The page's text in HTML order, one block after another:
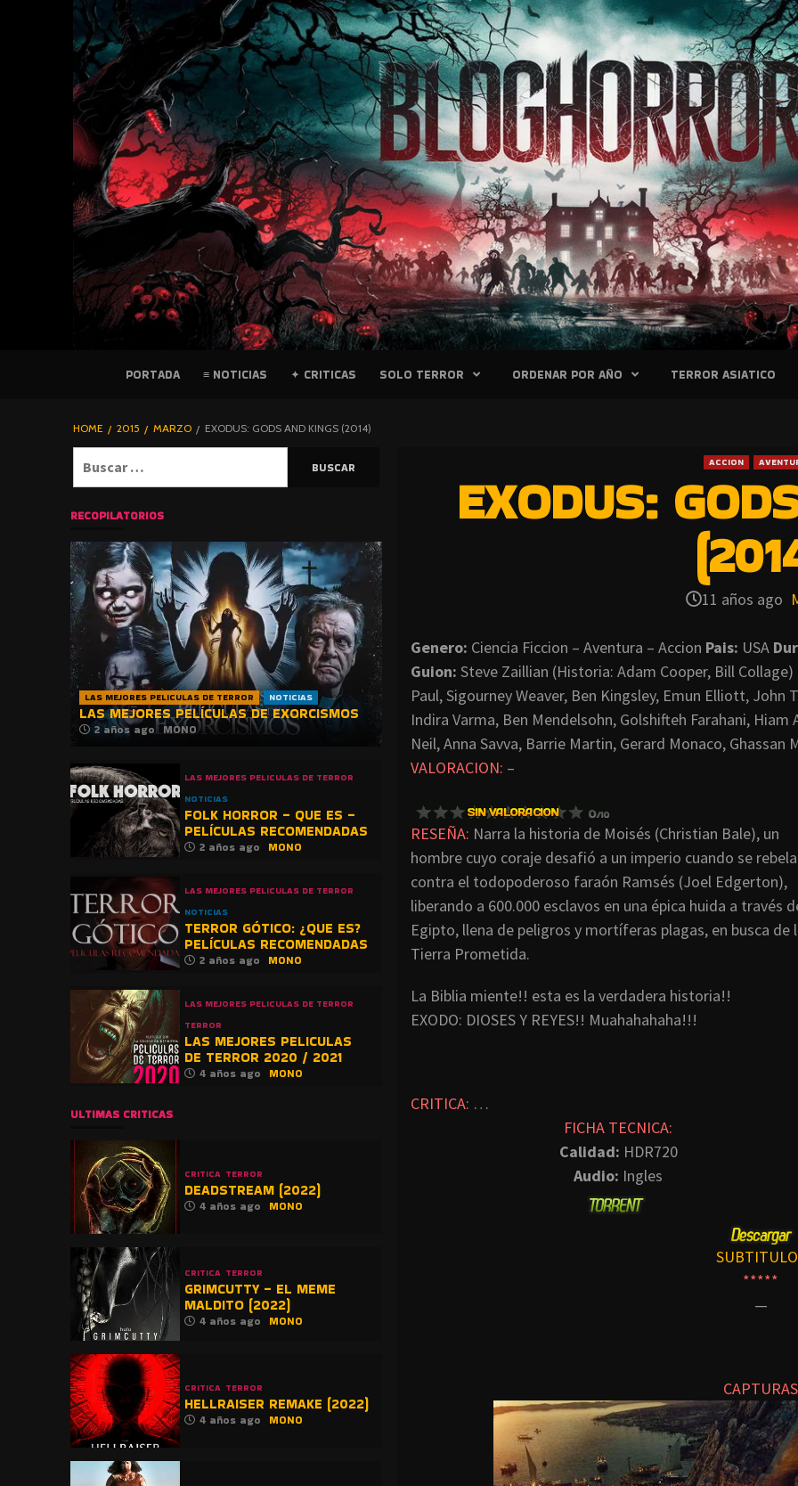
PELICULAS
BLOGHORROR
⋆
PORTADA ≡ NOTICIAS ✦ CRITICAS SOLO TERROR ORDENAR POR AÑO TERROR ASIATICO
HOME 2015 MARZO EXODUS: GODS AND KINGS (2014)
ACCION
EXODUS:
11 años ago
Genero: Ciencia Ficcion – Aventura – Accion Pais: USA
Guion: Steve Zaillian (Historia: Adam Cooper, Bill Collage)
Paul, Sigourney Weaver, Ben Kingsley, Emun Elliott,
Indira Varma, Ben Mendelsohn, Golshifteh Farahani,
Neil, Anna Savva, Barrie Martin, Gerard Monaco, Ghassan
VALORACION: –
RESEÑA: Narra la historia de Moisés (Christian Bale), un
hombre cuyo coraje desafió a un imperio cuando se rebela
contra el todopoderoso faraón Ramsés (Joel Edgerton),
liberando a 600.000 esclavos en una épica huida a través
Egipto, llena de peligros y mortíferas plagas, en busca de
Tierra Prometida.
La Biblia miente!! esta es la verdadera historia!!
EXODO: DIOSES Y REYES!! Muahahahaha!!!
CRITICA: …
FICHA TECNICA:
Calidad: HDR720
Audio: Ingles
*****
—
CAPTURAS
RECOPILATORIOS
LAS MEJORES PELICULAS DE TERROR NOTICIAS
LAS MEJORES PELÍCULAS DE EXORCISMOS
2 años ago MONO
LAS MEJORES PELICULAS DE TERROR
NOTICIAS
FOLK HORROR – QUE ES –
PELÍCULAS RECOMENDADAS
2 años ago MONO
LAS MEJORES PELICULAS DE TERROR
NOTICIAS
TERROR GÓTICO: ¿QUE ES?
PELÍCULAS RECOMENDADAS
2 años ago MONO
LAS MEJORES PELICULAS DE TERROR
TERROR
LAS MEJORES PELICULAS
DE TERROR 2020 / 2021
4 años ago MONO
ULTIMAS CRITICAS
CRITICA TERROR
DEADSTREAM (2022)
4 años ago MONO
CRITICA TERROR
GRIMCUTTY – EL MEME
MALDITO (2022)
4 años ago MONO
CRITICA TERROR
HELLRAISER REMAKE (2022)
4 años ago MONO